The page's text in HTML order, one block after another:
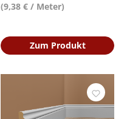
(9,38 € / Meter)
Zum Produkt